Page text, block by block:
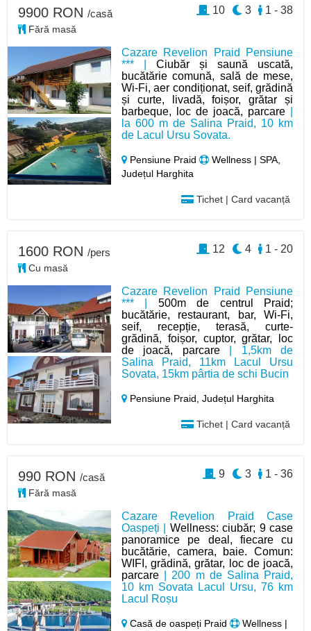
Cazare Revelion Praid Pensiune
*** |Ciubăr și saună uscată,
bucătărie comună, sală de mese,
Wi-Fi, aer condiționat, seif, grădină
și curte, livadă, foișor, grătar și
barbeque, loc de joacă, parcare
la 600 m de Salina Praid, 10 km
de Lacul Ursu Sovata.
Pensiune Praid
Wellness | SPA,
Județul Harghita
Tichet | Card vacanță
9900 RON /casă
Fără masă
1 - 38
3
10
Cazare Revelion Praid Pensiune
*** | 500m de centrul Praid;
bucătărie, restaurant, bar, Wi-Fi,
seif, recepție, terasă, curte-
grădină, foișor, cuptor, grătar, loc
de joacă, parcare| 1,5km de
Salina Praid, 11km Lacul Ursu
Sovata, 15km pârtia de schi Bucin
Pensiune Praid,Județul Harghita
Tichet | Card vacanță
1600 RON /pers
Cu masă
1 - 20
4
12
Cazare Revelion Praid Case
Oaspeți | Wellness: ciubăr; 9 case
panoramice pe deal, fiecare cu
bucătărie, camera, baie. Comun:
WIFI, grădină, grătar, loc de joacă,
parcare | 200 m de Salina Praid,
10 km Sovata Lacul Ursu, 76 km
Lacul Roșu
Casă de oaspeți Praid
Wellness |
990 RON /casă
Fără masă
1 - 36
3
9